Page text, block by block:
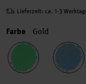
Lieferzeit: ca. 1-3
Farbe Gold